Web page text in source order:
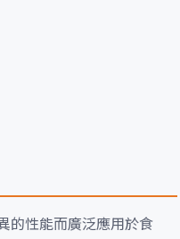
的性能而廣泛應用於食